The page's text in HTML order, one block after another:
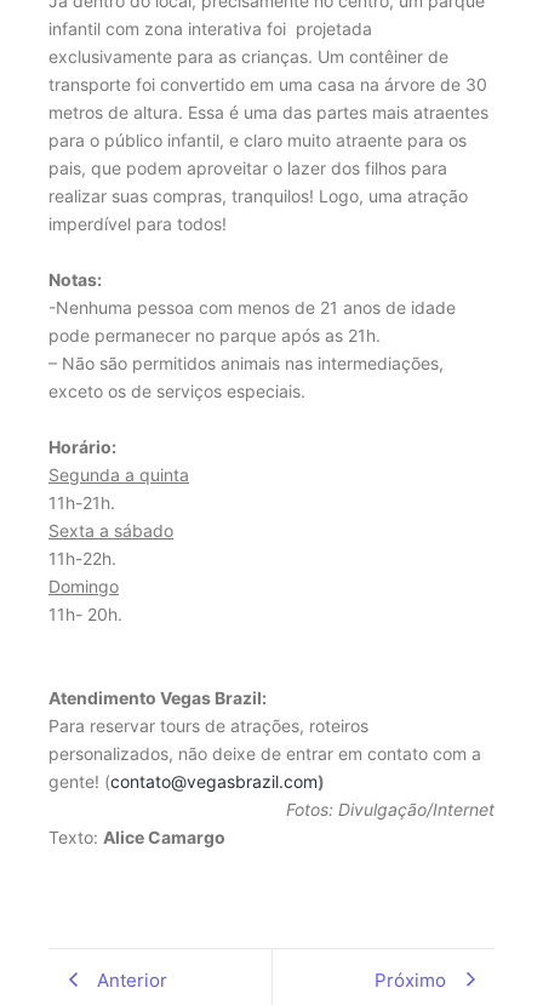
infantil com zona interativa foi projetada
exclusivamente para as crianças. Um contêiner de
transporte foi convertido em uma casa na árvore de 30
metros de altura. Essa é uma das partes mais atraentes
para o público infantil, e claro muito atraente para os
pais, que podem aproveitar o lazer dos filhos para
realizar suas compras, tranquilos! Logo, uma atração
imperdível para todos!
Notas:
-Nenhuma pessoa com menos de 21 anos de idade
pode permanecer no parque após as 21h.
– Não são permitidos animais nas intermediações,
exceto os de serviços especiais.
Horário:
Segunda a quinta
11h-21h.
Sexta a sábado
11h-22h.
Domingo
11h- 20h.
Atendimento Vegas Brazil:
Para reservar tours de atrações, roteiros
personalizados, não deixe de entrar em contato com a
gente! (contato@vegasbrazil.com)
Fotos: Divulgação/Internet
Texto: Alice Camargo
Anterior Próximo